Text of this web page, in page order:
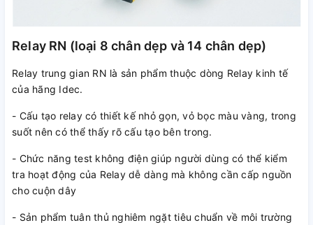
Relay RN (loại 8 chân dẹp và 14 chân dẹp)
Relay trung gian RN là sản phẩm thuộc dòng Relay kinh tế
của hãng Idec.
- Cấu tạo relay có thiết kế nhỏ gọn, vỏ bọc màu vàng, trong
suốt nên có thể thấy rõ cấu tạo bên trong.
- Chức năng test không điện giúp người dùng có thể kiểm
tra hoạt động của Relay dễ dàng mà không cần cấp nguồn
cho cuộn dây
- Sản phẩm tuân thủ nghiêm ngặt tiêu chuẩn về môi trường